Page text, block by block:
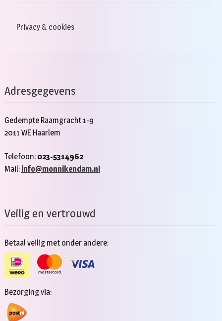
Privacy & cookies
Adresgegevens
Gedempte Raamgracht 1-9
2011 WE Haarlem
Telefoon: 023-5314962
Mail: info@monnikendam.nl
Veilig en vertrouwd
Betaal veilig met onder andere:
Bezorging via: